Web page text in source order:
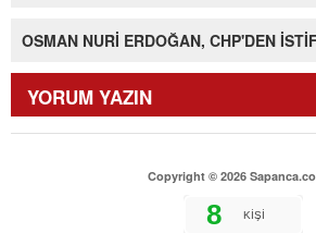
OSMAN NURİ ERDOĞAN, CHP'DEN
YORUM YAZIN
Copyright © 2026